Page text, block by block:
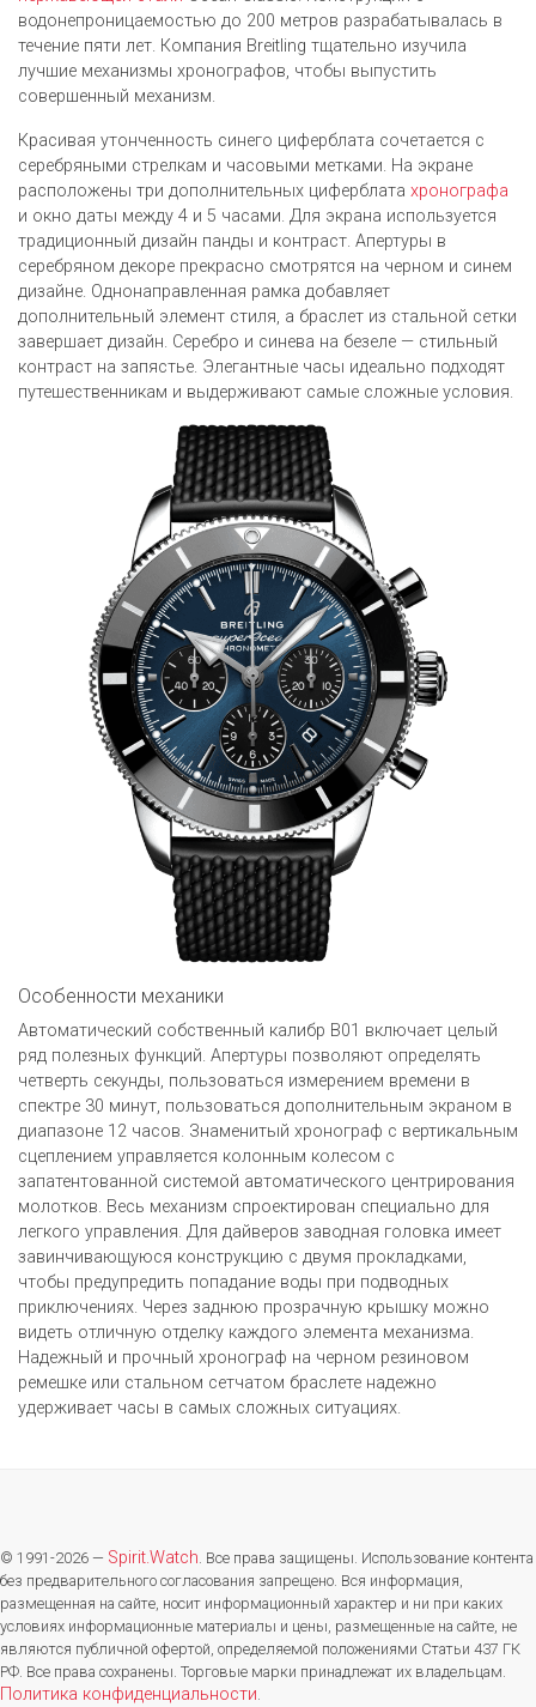
водонепроницаемостью до 200 метров разрабатывалась в
течение пяти лет. Компания Breitling тщательно изучила
лучшие механизмы хронографов, чтобы выпустить
совершенный механизм.
Красивая утонченность синего циферблата сочетается с
серебряными стрелкам и часовыми метками. На экране
расположены три дополнительных циферблата хронографа
и окно даты между 4 и 5 часами. Для экрана используется
традиционный дизайн панды и контраст. Апертуры в
серебряном декоре прекрасно смотрятся на черном и синем
дизайне. Однонаправленная рамка добавляет
дополнительный элемент стиля, а браслет из стальной сетки
завершает дизайн. Серебро и синева на безеле — стильный
контраст на запястье. Элегантные часы идеально подходят
путешественникам и выдерживают самые сложные условия.
Особенности механики
Автоматический собственный калибр B01 включает целый
ряд полезных функций. Апертуры позволяют определять
четверть секунды, пользоваться измерением времени в
спектре 30 минут, пользоваться дополнительным экраном в
диапазоне 12 часов. Знаменитый хронограф с вертикальным
сцеплением управляется колонным колесом с
запатентованной системой автоматического центрирования
молотков. Весь механизм спроектирован специально для
легкого управления. Для дайверов заводная головка имеет
завинчивающуюся конструкцию с двумя прокладками,
чтобы предупредить попадание воды при подводных
приключениях. Через заднюю прозрачную крышку можно
видеть отличную отделку каждого элемента механизма.
Надежный и прочный хронограф на черном резиновом
ремешке или стальном сетчатом браслете надежно
удерживает часы в самых сложных ситуациях.
© 1991-2026 — Spirit.Watch. Все права защищены. Использование контента
без предварительного согласования запрещено. Вся информация,
размещенная на сайте, носит информационный характер и ни при каких
условиях информационные материалы и цены, размещенные на сайте, не
являются публичной офертой, определяемой положениями Статьи 437 ГК
РФ. Все права сохранены. Торговые марки принадлежат их владельцам.
Политика конфиденциальности.